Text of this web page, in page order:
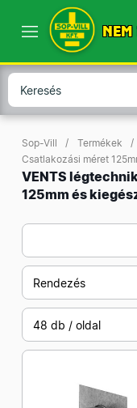
NEM
Sop-Vill Termékek
Csatlakozási méret
VENTS
125mm és
Rendezés
48 db / oldal